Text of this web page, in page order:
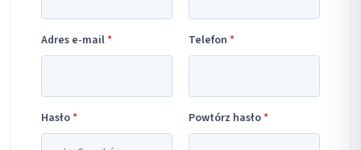
Adres e-mail* Telefon *
Hasło* Powtórz hasło*